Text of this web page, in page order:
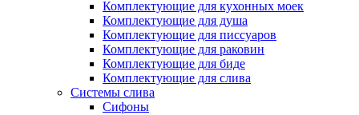
Комплектующие для кухонных моек
Комплектующие для душа
Комплектующие для писсуаров
Комплектующие для раковин
Комплектующие для биде
Комплектующие для слива
Системы слива
Сифоны